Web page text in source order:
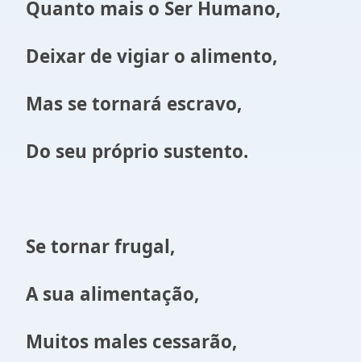
Quanto mais o Ser Humano,
Deixar de vigiar o alimento,
Mas se tornará escravo,
Do seu próprio sustento.
Se tornar frugal,
A sua alimentação,
Muitos males cessarão,